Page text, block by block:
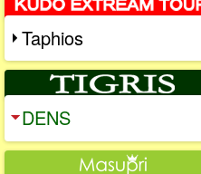
Taphios
DENS